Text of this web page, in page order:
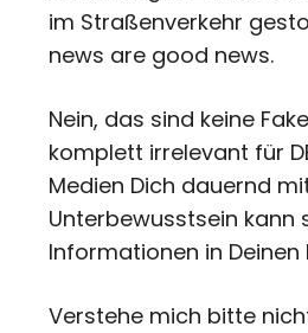
im Straßenverkehr
news are good news.
Nein, das sind keine
komplett irrelevant für
Medien Dich dauernd
Unterbewusstsein kann
Informationen in Deinen
Verstehe mich bitte